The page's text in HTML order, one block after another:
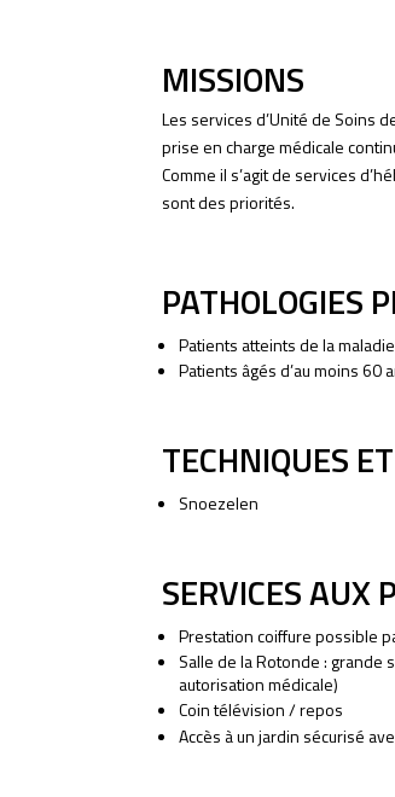
MISSIONS
Les services d’Unité de Soins
prise en charge médicale
Comme il s’agit de services
sont des priorités.
PATHOLOGIES
Patients atteints de la
Patients âgés d’au moins
TECHNIQUES
Snoezelen
SERVICES AUX
Prestation coiffure possible
Salle de la Rotonde : grande
autorisation médicale)
Coin télévision / repos
Accès à un jardin sécurisé